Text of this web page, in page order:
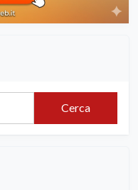
Cerca